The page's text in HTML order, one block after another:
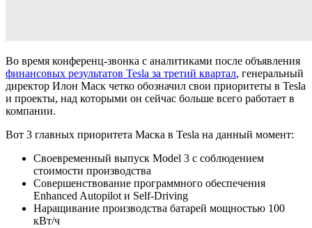
Во время конференц-звонка с аналитиками после объявления
финансовых результатов Tesla за третий квартал, генеральный
директор Илон Маск четко обозначил свои приоритеты в Tesla
и проекты, над которыми он сейчас больше всего работает в
компании.
Вот 3 главных приоритета Маска в Tesla на данный момент:
Своевременный выпуск Model 3 с соблюдением
стоимости производства
Совершенствование программного обеспечения
Enhanced Autopilot и Self-Driving
Наращивание производства батарей мощностью 100
кВт/ч